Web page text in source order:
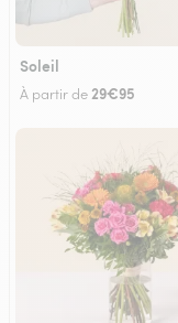
Soleil
À partir de 29€95